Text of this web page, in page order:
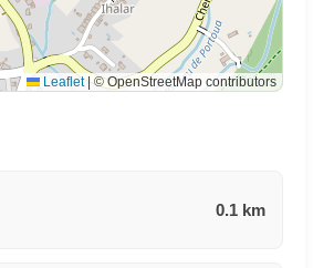
Leaflet |© OpenStreetMap contributors
0.1 km